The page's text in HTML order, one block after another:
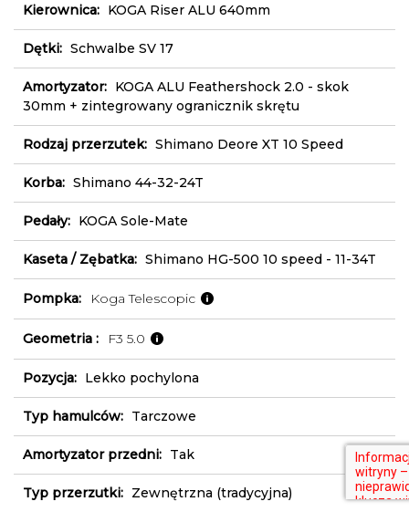
Kierownica: KOGA Riser ALU 640mm
Dętki: Schwalbe SV 17
Amortyzator: KOGA ALU Feathershock 2.0 - skok
30mm + zintegrowany ogranicznik skrętu
Rodzaj przerzutek: Shimano Deore XT 10 Speed
Korba: Shimano 44-32-24T
Pedały: KOGA Sole-Mate
Kaseta / Zębatka: Shimano HG-500 10 speed - 11-34T
Pompka: Koga Telescopic
Geometria : F3 5.0
Pozycja: Lekko pochylona
Typ hamulców: Tarczowe
Amortyzator przedni: Tak
Typ przerzutki: Zewnętrzna (tradycyjna)